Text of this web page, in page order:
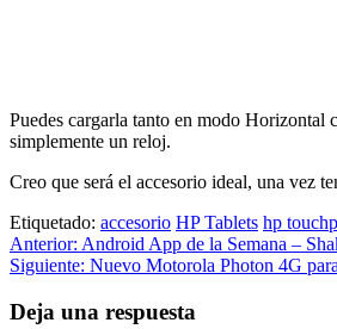
Puedes cargarla tanto en modo
simplemente un reloj.
Creo que será el accesorio ideal, una vez
Etiquetado: accesorio HP Tablets hp
Navegación
de
entradas
Anterior: Android App de la Semana –
Siguiente: Nuevo Motorola Photon 4G
Deja una respuesta